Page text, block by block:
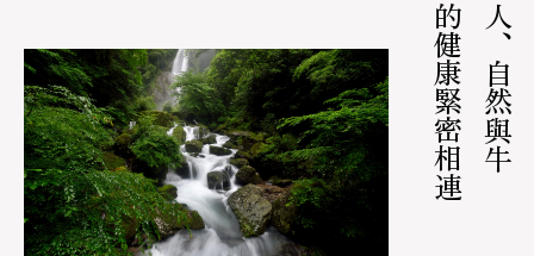
人、自然與牛
的健康緊密相連